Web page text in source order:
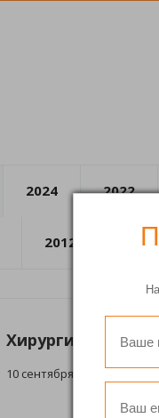
2024 2022
2012
Хирургический
10 сентября 2025